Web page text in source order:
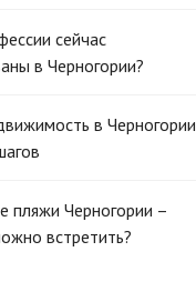
сейчас
в Черногории?
в Черногории
пляжи Черногории –
встретить?